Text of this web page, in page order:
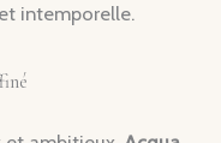
intemporelle.